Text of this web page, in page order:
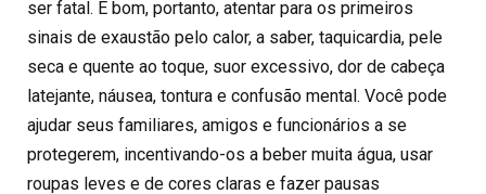
ser fatal. É bom, portanto, atentar para os primeiros
sinais de exaustão pelo calor, a saber, taquicardia, pele
seca e quente ao toque, suor excessivo, dor de cabeça
latejante, náusea, tontura e confusão mental. Você pode
ajudar seus familiares, amigos e funcionários a se
protegerem, incentivando-os a beber muita água, usar
roupas leves e de cores claras e fazer pausas